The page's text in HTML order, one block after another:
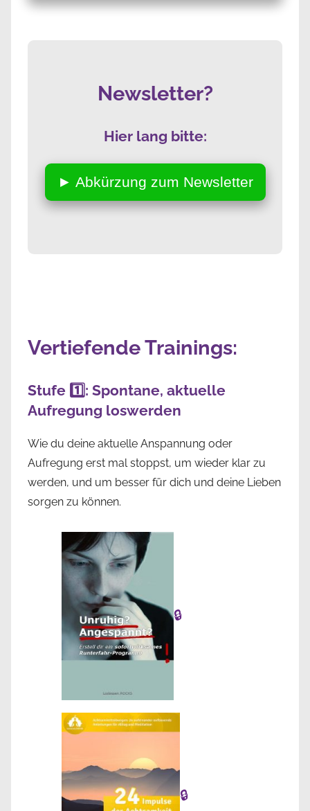
Newsletter?
Hier lang bitte:
► Abkürzung zum Newsletter
Vertiefende Trainings:
Stufe 1️⃣: Spontane, aktuelle
Aufregung loswerden
Wie du deine aktuelle Anspannung oder
Aufregung erst mal stoppst, um wieder klar zu
werden, und um besser für dich und deine Lieben
sorgen zu können.
🔒
🔒